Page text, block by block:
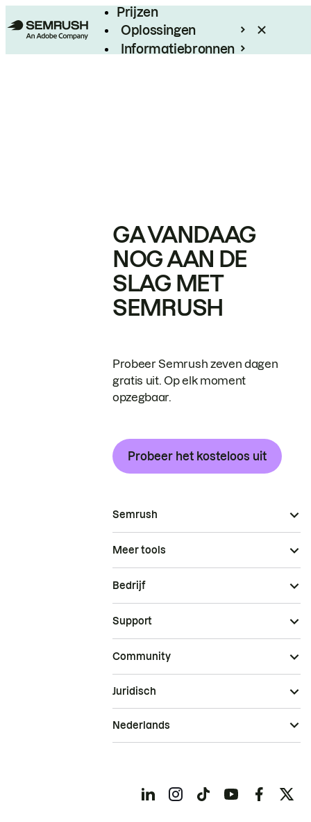
Prijzen
Oplossingen
Informatiebronnen
GA VANDAAG
NOG AAN DE
SLAG MET
SEMRUSH
Probeer Semrush zeven dagen
gratis uit. Op elk moment
opzegbaar.
Probeer het kosteloos uit
Semrush
Meer tools
Bedrijf
Support
Community
Juridisch
Nederlands